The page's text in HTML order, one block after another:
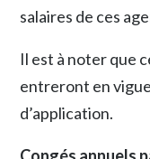
salaires de ces
Il est à noter que
entreront en
d’application.